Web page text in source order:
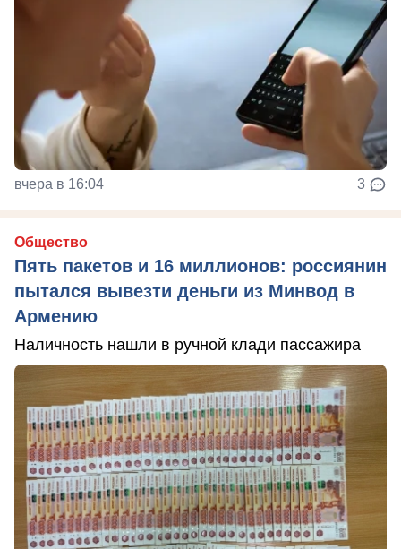
вчера в 16:04 3
Общество
Пять пакетов и 16 миллионов: россиянин
пытался вывезти деньги из Минвод в
Армению
Наличность нашли в ручной клади пассажира